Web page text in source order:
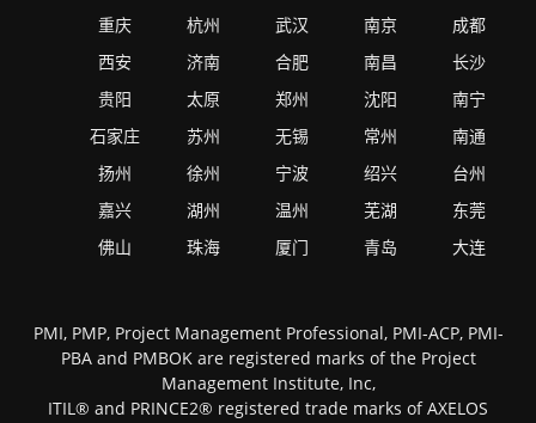
重庆
杭州 武汉 南京
成都
西安
济南 合肥 南昌
长沙
贵阳
太原 郑州 沈阳
南宁
石家庄
苏州 无锡 常州
南通
扬州
徐州 宁波 绍兴
台州
嘉兴
湖州 温州 芜湖
东莞
佛山
珠海 厦门 青岛 大连
PMI, PMP, Project Management Professional, PMI-ACP, PMI-
PBA and PMBOK are registered marks of the Project
Management Institute, Inc,
ITIL® and PRINCE2® registered trade marks of AXELOS